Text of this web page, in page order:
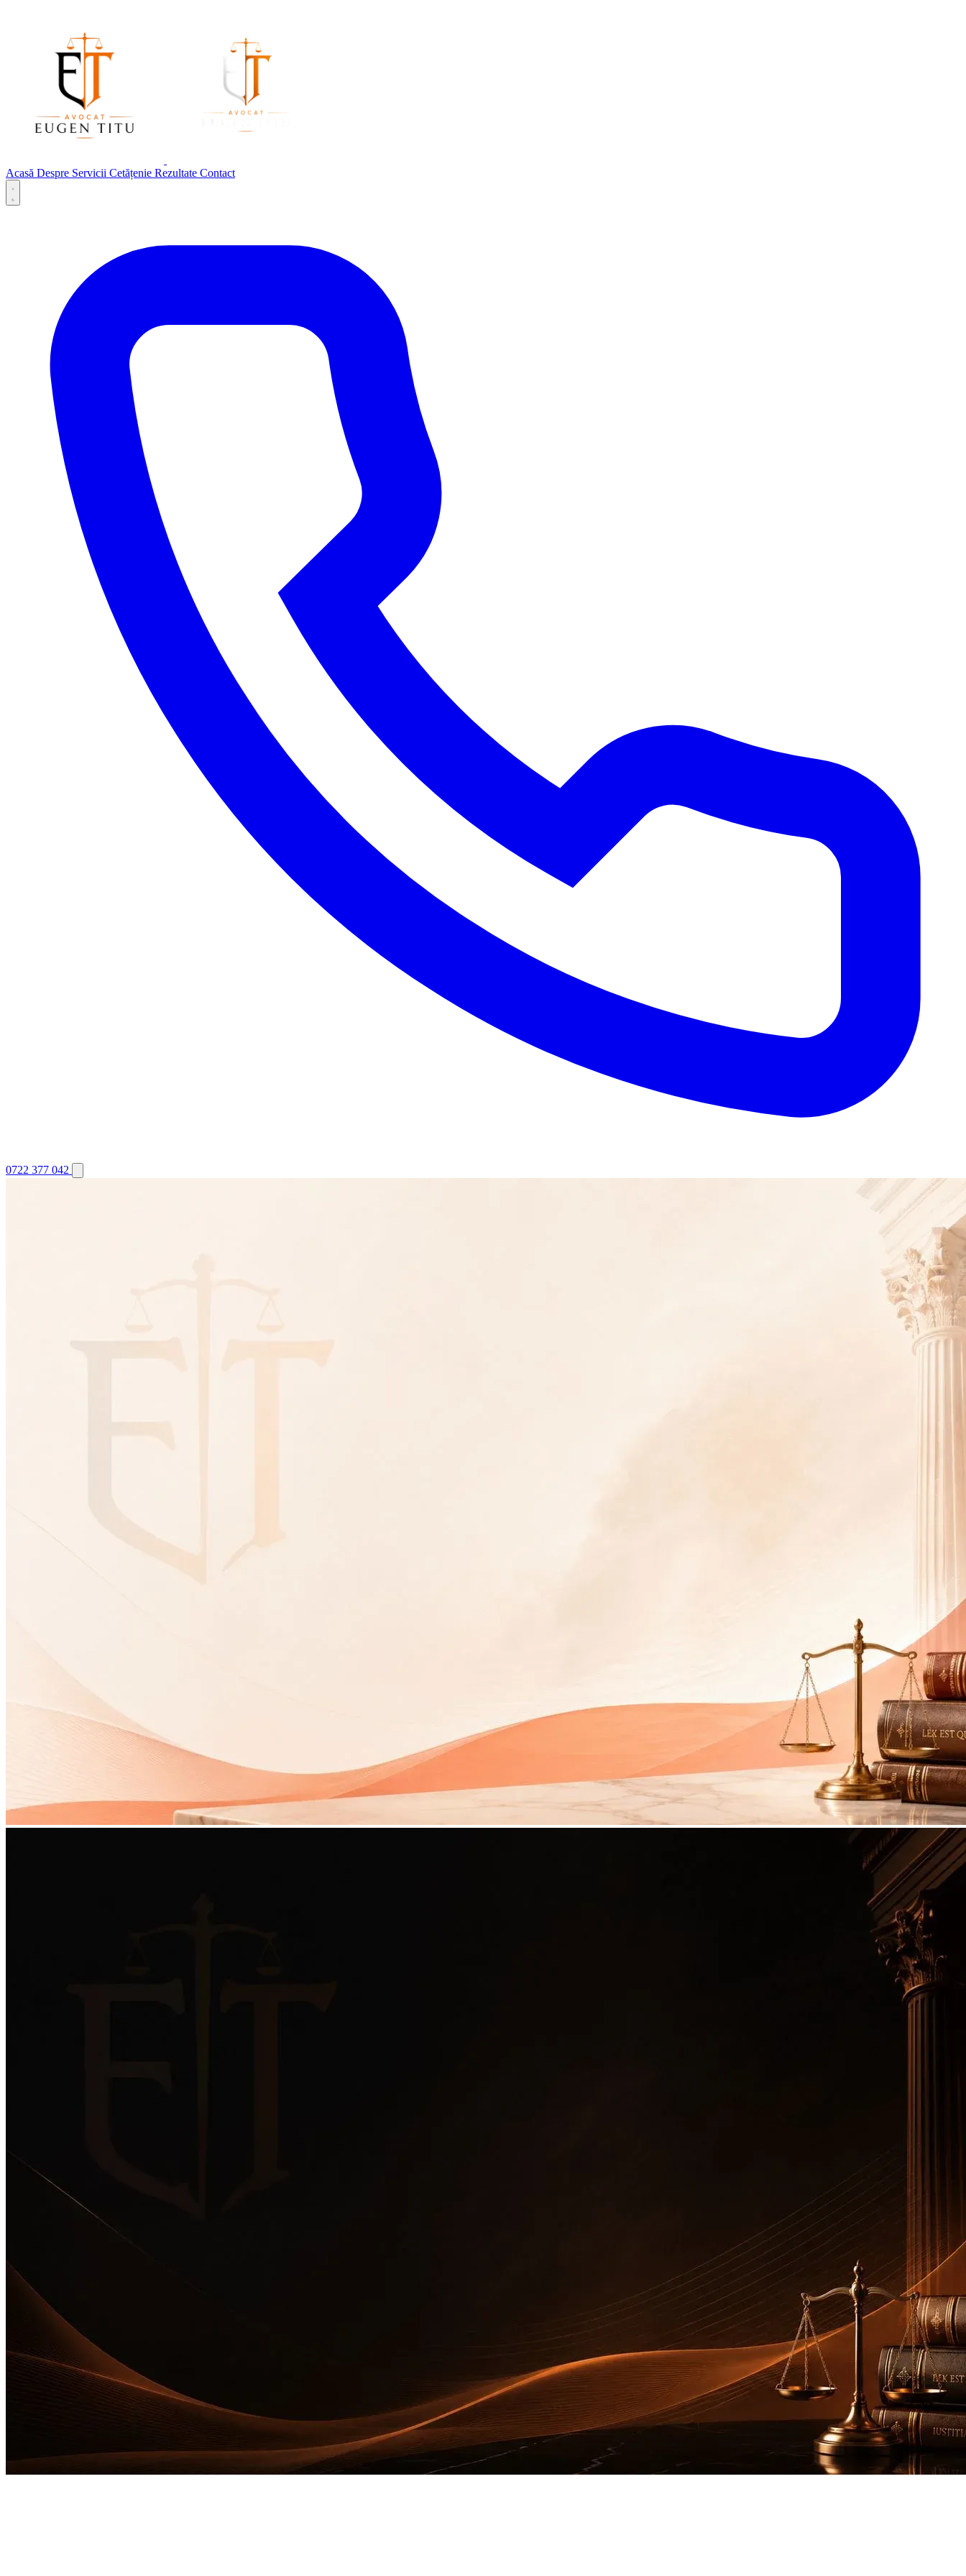
Acasă Despre Servicii Cetățenie Rezultate Contact
0722 377 042